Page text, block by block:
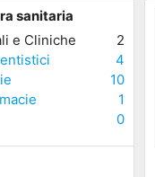
sanitaria
e Cliniche
2
4
10
1
0